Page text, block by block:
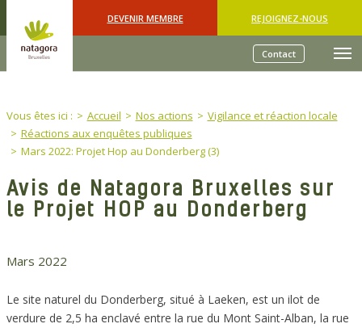
DEVENIR MEMBRE REJOIGNEZ-NOUS
Contact
You are here:
Vous êtes ici : Accueil Nos actions
Vigilance et réaction locale
Réactions aux enquêtes publiques
Mars 2022: Projet Hop au Donderberg (3)
Avis de Natagora Bruxelles sur
le Projet HOP au Donderberg
Mars 2022
Le site naturel du Donderberg, situé à Laeken, est un ilot de
verdure de 2,5 ha enclavé entre la rue du Mont Saint-Alban, la rue